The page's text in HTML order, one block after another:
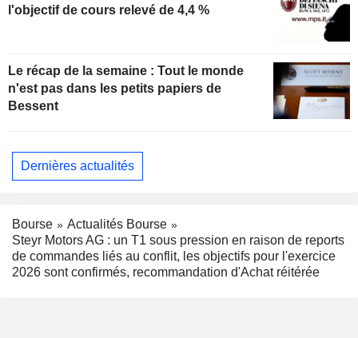
l'objectif de cours relevé de 4,4 %
Le récap de la semaine : Tout le monde
n'est pas dans les petits papiers de
Bessent
Dernières actualités
Bourse
Actualités Bourse
Steyr Motors AG : un T1 sous pression en raison de reports
de commandes liés au conflit, les objectifs pour l'exercice
2026 sont confirmés, recommandation d'Achat réitérée